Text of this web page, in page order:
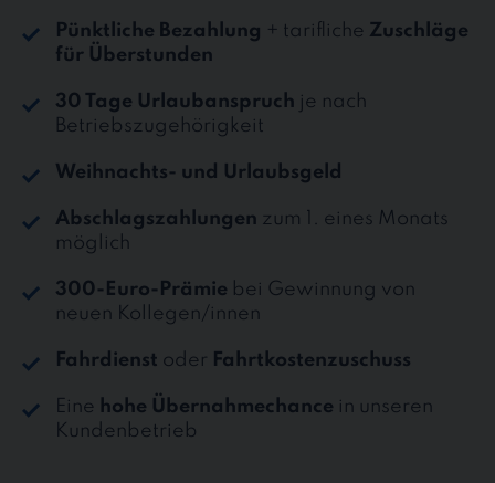
Pünktliche Bezahlung + tarifliche Zuschläge
für Überstunden
30 Tage Urlaubanspruch je nach
Betriebszugehörigkeit
Weihnachts- und Urlaubsgeld
Abschlagszahlungen zum 1. eines Monats
möglich
300-Euro-Prämie bei Gewinnung von
neuen Kollegen/innen
Fahrdienst oder Fahrtkostenzuschuss
Eine hohe Übernahmechance in unseren
Kundenbetrieb